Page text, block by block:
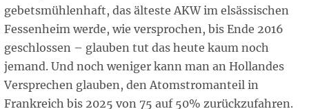
gebetsmühlenhaft, das älteste AKW im elsässischen
Fessenheim werde, wie versprochen, bis Ende 2016
geschlossen – glauben tut das heute kaum noch
jemand. Und noch weniger kann man an Hollandes
Versprechen glauben, den Atomstromanteil in
Frankreich bis 2025 von 75 auf 50% zurückzufahren.